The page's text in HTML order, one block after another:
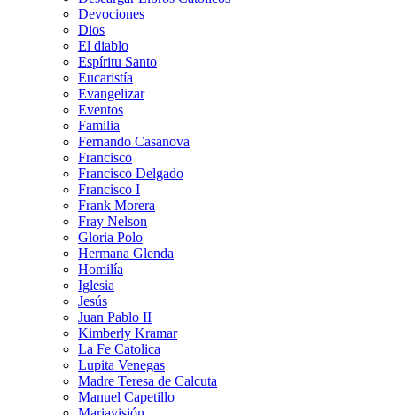
Devociones
Dios
El diablo
Espíritu Santo
Eucaristía
Evangelizar
Eventos
Familia
Fernando Casanova
Francisco
Francisco Delgado
Francisco I
Frank Morera
Fray Nelson
Gloria Polo
Hermana Glenda
Homilía
Iglesia
Jesús
Juan Pablo II
Kimberly Kramar
La Fe Catolica
Lupita Venegas
Madre Teresa de Calcuta
Manuel Capetillo